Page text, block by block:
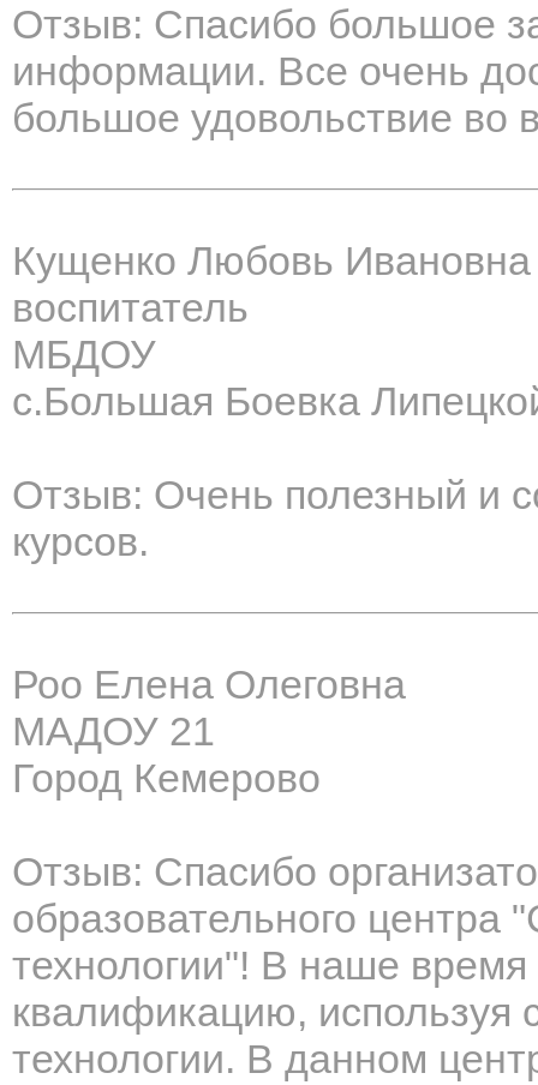
Отзыв: Спасибо большое
информации. Все очень
большое удовольствие во
Кущенко Любовь Ивановна
воспитатель
МБДОУ
с.Большая Боевка
Отзыв: Очень полезный и
курсов.
Роо Елена Олеговна
МАДОУ 21
Город Кемерово
Отзыв: Спасибо
образовательного
технологии"! В наше
квалификацию,
технологии. В данном